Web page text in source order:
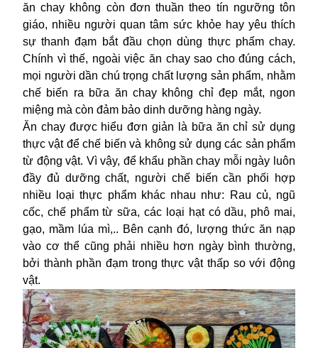
ăn chay không còn đơn thuần theo tín ngưỡng tôn
giáo, nhiều người quan tâm sức khỏe hay yêu thích
sự thanh đạm bắt đầu chọn dùng thực phẩmchay.
Chính vì thế, ngoài việc ăn chay sao cho đúng cách,
mọi người dần chú trọng chất lượng sản phẩm, nhằm
chế biến ra bữa ăn chay không chỉ đẹp mắt, ngon
miệng mà còn đảm bảo dinh dưỡng hàng ngày.
Ăn chay được hiểu đơn giản là bữa ăn chỉ sử dụng
thực vật để chế biến và không sử dụng các sản phẩm
từ động vật. Vì vậy, để khẩu phần chay mỗi ngày luôn
đầy đủ dưỡng chất, người chế biến cần phối hợp
nhiều loại thực phẩm khác nhau như: Rau củ, ngũ
cốc, chế phẩm từ sữa, các loại hạt có dầu, phô mai,
gạo, mầm lúa mì,.. Bên cạnh đó, lượng thức ăn nạp
vào cơ thể cũng phải nhiều hơn ngày bình thường,
bởi thành phần đạm trong thực vật thấp so với động
vật.